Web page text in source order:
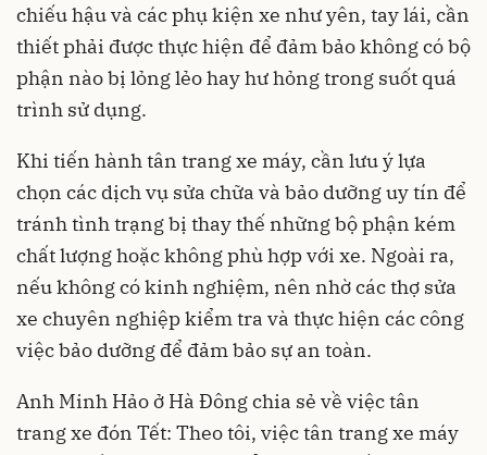
chiếu hậu và các phụ kiện xe như yên, tay lái, cần
thiết phải được thực hiện để đảm bảo không có bộ
phận nào bị lỏng lẻo hay hư hỏng trong suốt quá
trình sử dụng.
Khi tiến hành tân trang xe máy, cần lưu ý lựa
chọn các dịch vụ sửa chữa và bảo dưỡng uy tín để
tránh tình trạng bị thay thế những bộ phận kém
chất lượng hoặc không phù hợp với xe. Ngoài ra,
nếu không có kinh nghiệm, nên nhờ các thợ sửa
xe chuyên nghiệp kiểm tra và thực hiện các công
việc bảo dưỡng để đảm bảo sự an toàn.
Anh Minh Hảo ở Hà Đông chia sẻ về việc tân
trang xe đón Tết: Theo tôi, việc tân trang xe máy